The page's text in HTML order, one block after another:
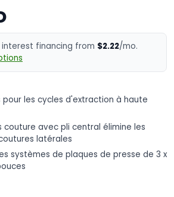
financing from $2.22/mo.
pour les cycles d'extraction à haute
couture avec pli central élimine les
latérales
systèmes de plaques de presse de 3 x